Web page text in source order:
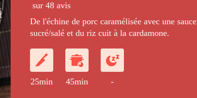
sur 48 avis
De l'échine de porc caramélisée avec une sauce
sucré/salé et du riz cuit à la cardamone.
25min 45min -